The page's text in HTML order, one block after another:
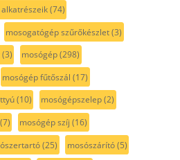
(74)
mosogatógép szűrőkészlet(3)
(3) mosógép(298)
mosógép fűtőszál (17)
(10) mosógépszelep(2)
mosógép szíj (16)
(25) mosószárító(5)